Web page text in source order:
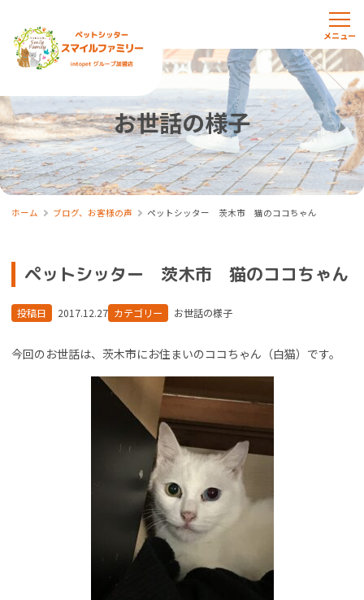
お世話の様子
ホーム ブログ、お客様の声 ペットシッター 茨木市 猫のココちゃん
ペットシッター 茨木市 猫のココちゃん
投稿日 2017.12.27 カテゴリー お世話の様子
今回のお世話は、茨木市にお住まいのココちゃん（白猫）です。